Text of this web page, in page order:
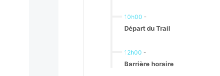
10h00 -
Départ du Trail
12h00 -
Barrière horaire